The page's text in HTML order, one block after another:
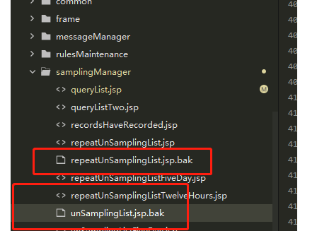
博
客
的
论
坛
我
的
圈
我
的
我